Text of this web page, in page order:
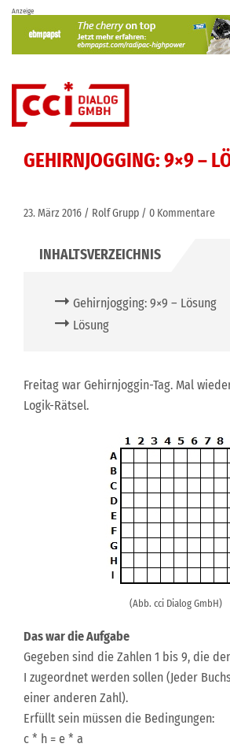
Skip
content
Anzeige
GEHIRNJOGGING: 9×9 –
23. März 2016 Rolf Grupp 0 Kommentare
Gehirnjogging: 9×9 – Lösung
Lösung
Freitag war Gehirnjoggin-Tag. Mal
Logik-Rätsel.
(Abb. cci Dialog GmbH)
Das war die Aufgabe
Gegeben sind die Zahlen 1 bis 9, die
I zugeordnet werden sollen (Jeder
einer anderen Zahl).
Erfüllt sein müssen die Bedingungen:
c * h = e * a